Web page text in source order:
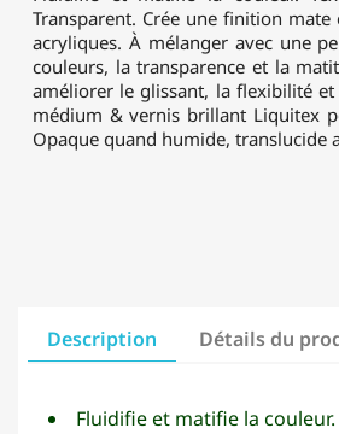
Transparent. Crée une finition
acryliques. À mélanger avec une
couleurs, la transparence et la
améliorer le glissant, la flexibilité
médium & vernis brillant Liquitex
Opaque quand humide, translucide
Description Détails du
Fluidifie et matifie la couleur.